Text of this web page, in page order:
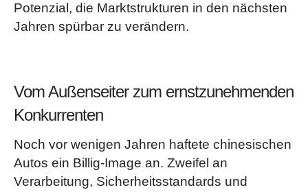
Potenzial, die Marktstrukturen in den nächsten
Jahren spürbar zu verändern.
Vom Außenseiter zum ernstzunehmenden
Konkurrenten
Noch vor wenigen Jahren haftete chinesischen
Autos ein Billig-Image an. Zweifel an
Verarbeitung, Sicherheitsstandards und